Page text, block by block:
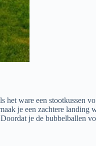
ware een stootkussen
je een zachtere landing
je de bubbelballen